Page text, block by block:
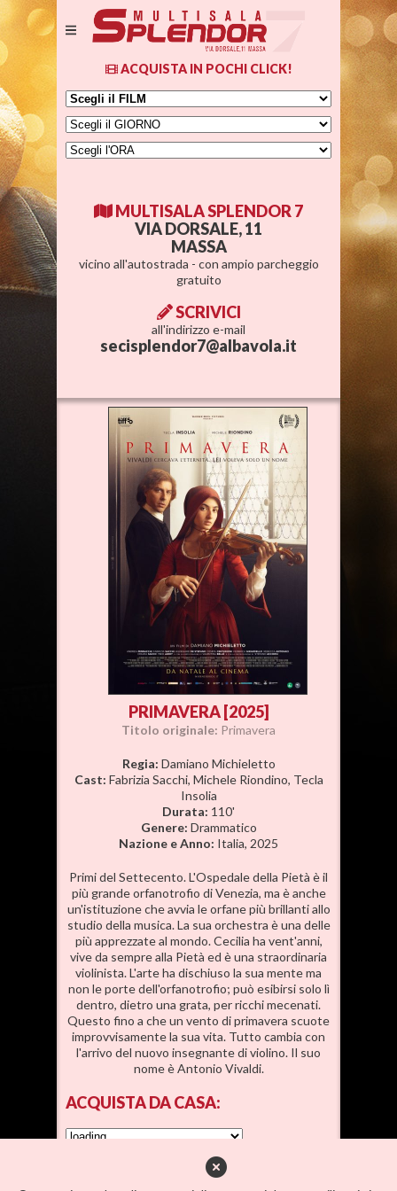
ACQUISTA IN POCHI CLICK!
MULTISALA SPLENDOR 7
VIA DORSALE, 11
MASSA
vicino all'autostrada - con ampio parcheggio
gratuito
SCRIVICI
all'indirizzo e-mail
secisplendor7@albavola.it
PRIMAVERA [2025]
Titolo originale: Primavera
Regia: Damiano Michieletto
Cast: Fabrizia Sacchi, Michele Riondino, Tecla
Insolia
Durata: 110'
Genere: Drammatico
Nazione e Anno: Italia, 2025
Primi del Settecento. L'Ospedale della Pietà è il
più grande orfanotrofio di Venezia, ma è anche
un'istituzione che avvia le orfane più brillanti allo
studio della musica. La sua orchestra è una delle
più apprezzate al mondo. Cecilia ha vent'anni,
vive da sempre alla Pietà ed è una straordinaria
violinista. L'arte ha dischiuso la sua mente ma
non le porte dell'orfanotrofio; può esibirsi solo lì
dentro, dietro una grata, per ricchi mecenati.
Questo fino a che un vento di primavera scuote
improvvisamente la sua vita. Tutto cambia con
l'arrivo del nuovo insegnante di violino. Il suo
nome è Antonio Vivaldi.
ACQUISTADA CASA: